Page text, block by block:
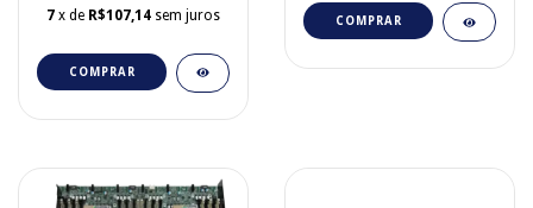
7 x de R$107,14 sem juros
COMPRAR
COMPRAR